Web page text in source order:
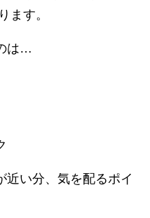
ます。
は…
近い分、気を配るポイ